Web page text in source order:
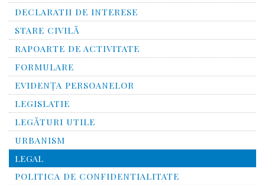
DECLARATII DE INTERESE
STARE CIVILĂ
RAPOARTE DE ACTIVITATE
FORMULARE
EVIDENȚA PERSOANELOR
LEGISLATIE
LEGĂTURI UTILE
URBANISM
LEGAL
POLITICA DE CONFIDENTIALITATE